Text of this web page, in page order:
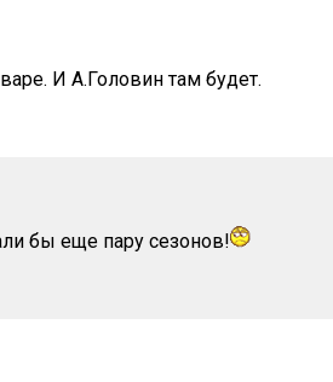
И А.Головин там будет.
бы еще пару сезонов!